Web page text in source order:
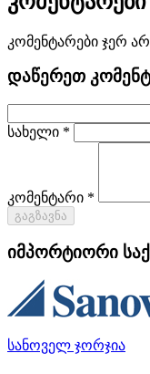
კომენტარები ჯერ
დაწერეთ
სახელი *
კომენტარი *
გაგზავნა
იმპორტიორი
სანოველ ჯორჯია